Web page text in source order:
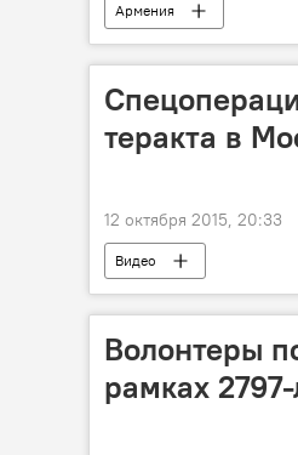
Армения
теракта в
12 октября 2015, 20:33
Видео
Волонтеры
рамках